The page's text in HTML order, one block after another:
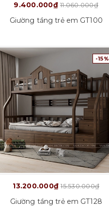
9.400.000₫ 11.060.000₫
Giường tầng trẻ em GT100
-15%
13.200.000₫ 15.530.000₫
Giường tầng trẻ em GT128
Tuỳ chọn